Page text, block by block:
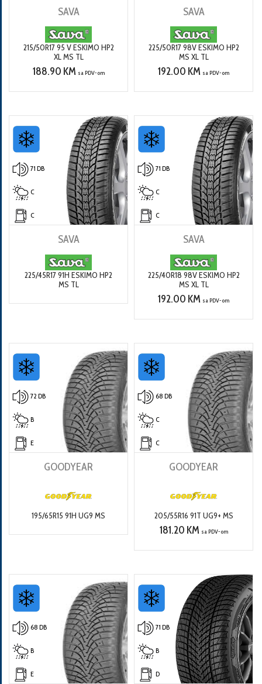
SAVA
215/50R17 95 V ESKIMO HP2
XL MS TL
188.90 KM sa PDV-om
SAVA
225/50R17 98V ESKIMO HP2
MS XL TL
192.00 KM sa PDV-om
71 DB
C
C
SAVA
225/45R17 91H ESKIMO HP2
MS TL
71 DB
C
C
SAVA
225/40R18 98V ESKIMO HP2
MS XL TL
192.00 KM sa PDV-om
72 DB
B
E
GOODYEAR
195/65R15 91H UG9 MS
68 DB
C
C
GOODYEAR
205/55R16 91T UG9+ MS
181.20 KM sa PDV-om
68 DB
B
E
71 DB
B
D